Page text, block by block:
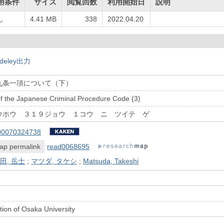
4.41 MB 338 2022.04.20
出力
一項について（下）
the Japanese Criminal Procedure Code (3)
ホウ ３１９ジョウ １コウ ニ ツイテ ゲ
permalink
read0068695
, 岳士 ; マツダ, タケシ ; Matsuda, Takeshi
of Osaka University